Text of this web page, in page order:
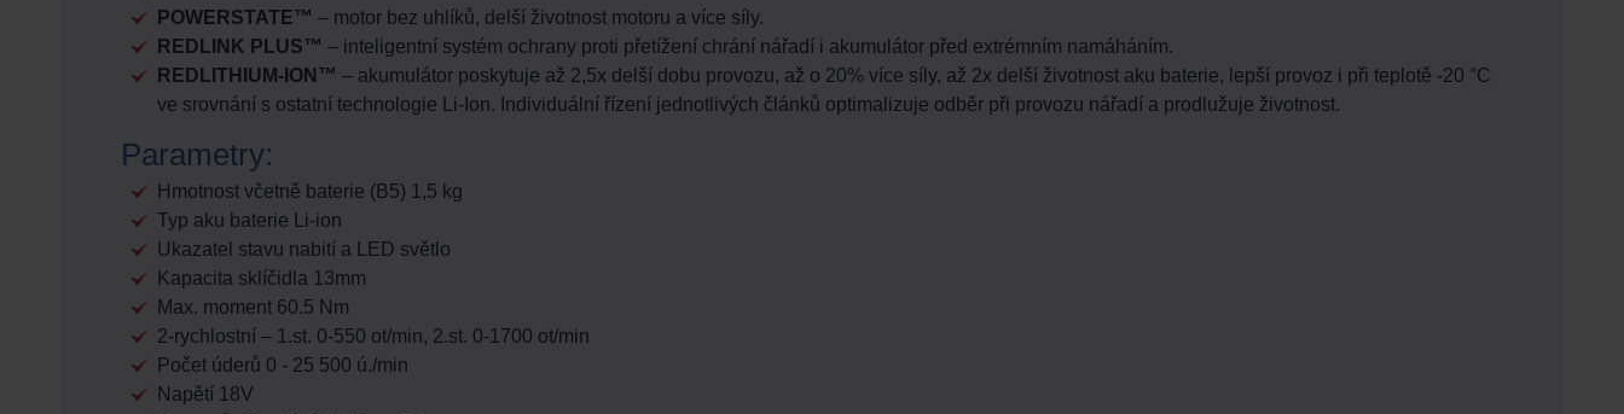
POWERSTATE™ – motor bez uhlíků, delší životnost motoru a více síly.
REDLINK PLUS™ – inteligentní systém ochrany proti přetížení chrání nářadí i akumulátor před extrémním namáháním.
REDLITHIUM-ION™ – akumulátor poskytuje až 2,5x delší dobu provozu, až o 20% více síly, až 2x delší životnost aku baterie, lepší provoz i při teplotě -20 °C
ve srovnání s ostatní technologie Li-Ion. Individuální řízení jednotlivých článků optimalizuje odběr při provozu nářadí a prodlužuje životnost.
Parametry:
Hmotnost včetně baterie (B5) 1,5 kg
Typ aku baterie Li-ion
Ukazatel stavu nabití a LED světlo
Kapacita sklíčidla 13mm
Max. moment 60.5 Nm
2-rychlostní – 1.st. 0-550 ot/min, 2.st. 0-1700 ot/min
Počet úderů 0 - 25 500 ú./min
Napětí 18V